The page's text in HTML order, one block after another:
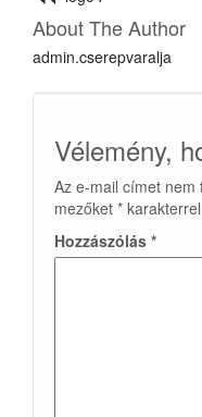
About The Author
admin.cserepvaralja
Vélemény,
Az e-mail címet nem
mezőket *
Hozzászólás *